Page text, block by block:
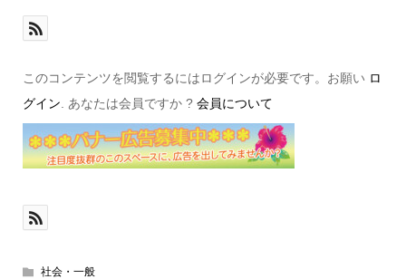
このコンテンツを閲覧するにはログインが必要です。お願い ロ
グイン . あなたは会員ですか ? 会員について
社会・一般